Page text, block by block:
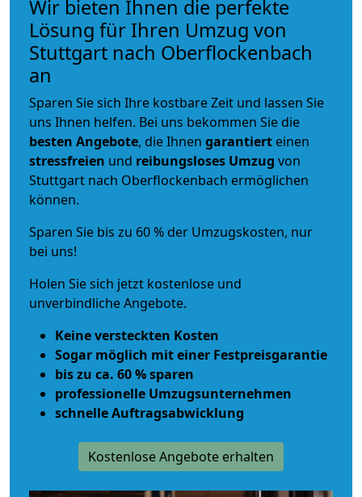
Wir bieten Ihnen die perfekte
Lösung für Ihren Umzug von
Stuttgart nach Oberflockenbach
an
Sparen Sie sich Ihre kostbare Zeit und lassen Sie
uns Ihnen helfen. Bei uns bekommen Sie die
besten Angebote, die Ihnen garantiert einen
stressfreien und reibungsloses Umzug von
Stuttgart nach Oberflockenbach ermöglichen
können.
Sparen Sie bis zu 60 % der Umzugskosten, nur
bei uns!
Holen Sie sich jetzt kostenlose und
unverbindliche Angebote.
Keine versteckten Kosten
Sogar möglich mit einer Festpreisgarantie
bis zu ca. 60 % sparen
professionelle Umzugsunternehmen
schnelle Auftragsabwicklung
Kostenlose Angebote erhalten